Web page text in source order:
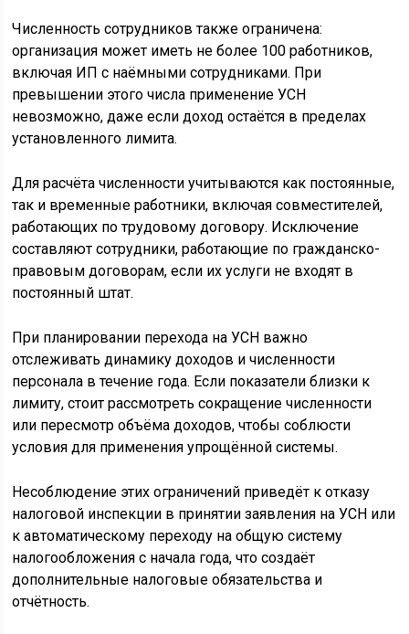
Численность сотрудников также ограничена:
организация может иметь не более 100 работников,
включая ИП с наёмными сотрудниками. При
превышении этого числа применение УСН
невозможно, даже если доход остаётся в пределах
установленного лимита.
Для расчёта численности учитываются как постоянные,
так и временные работники, включая совместителей,
работающих по трудовому договору. Исключение
составляют сотрудники, работающие по гражданско-
правовым договорам, если их услуги не входят в
постоянный штат.
При планировании перехода на УСН важно
отслеживать динамику доходов и численности
персонала в течение года. Если показатели близки к
лимиту, стоит рассмотреть сокращение численности
или пересмотр объёма доходов, чтобы соблюсти
условия для применения упрощённой системы.
Несоблюдение этих ограничений приведёт к отказу
налоговой инспекции в принятии заявления на УСН или
к автоматическому переходу на общую систему
налогообложения с начала года, что создаёт
дополнительные налоговые обязательства и
отчётность.